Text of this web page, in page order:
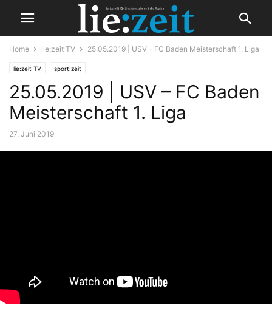
Home lie:zeit TV 25.05.2019 | USV – FC Baden Meisterschaft 1. Liga
lie:zeit TV sport:zeit
25.05.2019 | USV – FC Baden
Meisterschaft 1. Liga
27. Juni 2019